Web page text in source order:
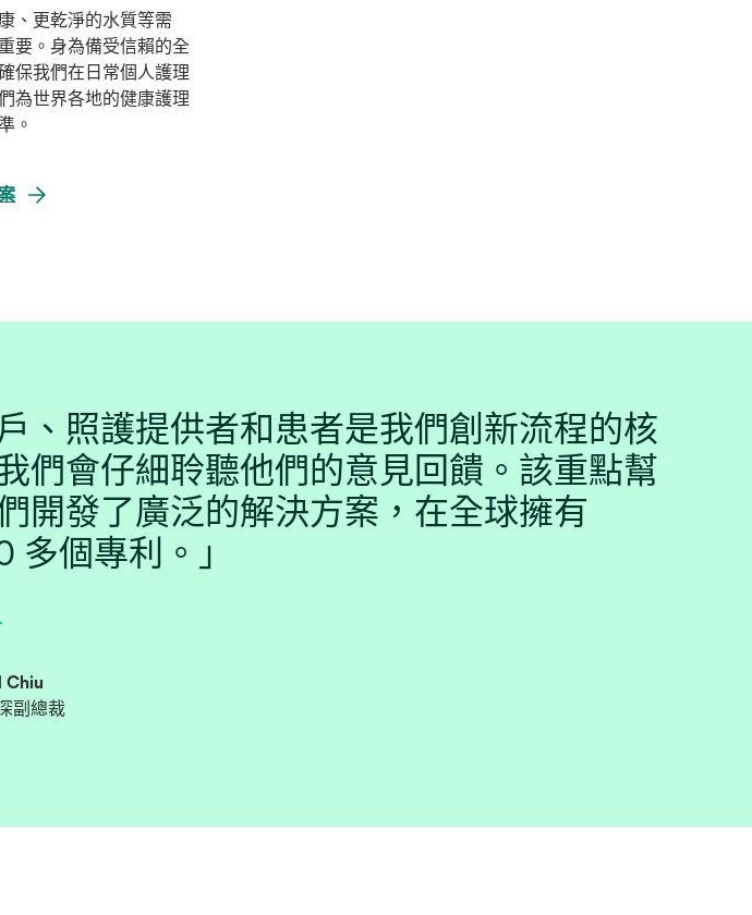
、更乾淨的水質等需
要。身為備受信賴的全
保我們在日常個人護理
為世界各地的健康護理
。
戶、照護提供者和患者是我們創新流程的核
們會仔細聆聽他們的意見回饋。該重點幫
開發了廣泛的解決方案，在全球擁有
多個專利。」
Chiu
副總裁